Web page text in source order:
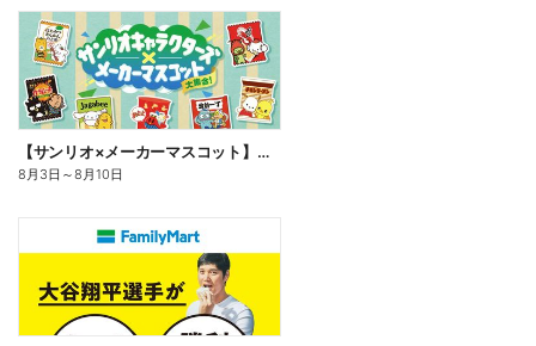
【サンリオ×メーカーマスコット】オリジナルグッズ貰える!
8月3日 ～8月10日